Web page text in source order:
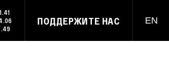
ПОДДЕРЖИТЕ НАС EN